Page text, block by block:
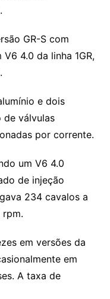
GR-S com
4.0 da linha 1GR,
e dois
de válvulas
por corrente.
um V6 4.0
de injeção
234 cavalos a
em versões da
em
A taxa de